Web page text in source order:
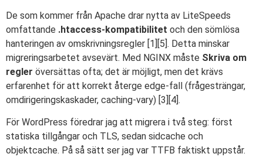
De som kommer från Apache drar nytta av LiteSpeeds
omfattande .htaccess-kompatibilitet och den sömlösa
hanteringen av omskrivningsregler [1][5]. Detta minskar
migreringsarbetet avsevärt. Med NGINX måste Skriva om
regler översättas ofta; det är möjligt, men det krävs
erfarenhet för att korrekt återge edge-fall (frågesträngar,
omdirigeringskaskader, caching-vary) [3][4].
För WordPress föredrar jag att migrera i två steg: först
statiska tillgångar och TLS, sedan sidcache och
objektcache. På så sätt ser jag var TTFB faktiskt uppstår.